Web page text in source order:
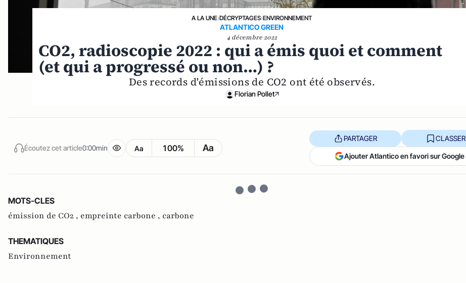
A LA UNE›DÉCRYPTAGES›ENVIRONNEMENT
ATLANTICO GREEN
4 décembre 2022
CO2, radioscopie 2022 : qui a émis quoi et comment
(et qui a progressé ou non…) ?
Des records d'émissions de CO2 ont été observés.
Florian Pollet
Écoutez cet article0:00min Aa 100% Aa
PARTAGER CLASSER
Ajouter Atlantico en favori sur Google
MOTS-CLES
émission de CO2 , empreinte carbone , carbone
THEMATIQUES
Environnement